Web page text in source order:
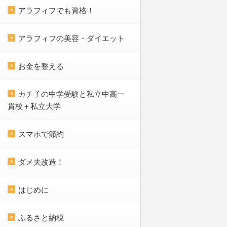
アラフィフでも資格！
アラフィフの美容・ダイエット
お金を整える
カチ子の中学受験と私立中高一
貫校＋私立大学
スマホで節約
ダメ夫改造！
はじめに
ふるさと納税